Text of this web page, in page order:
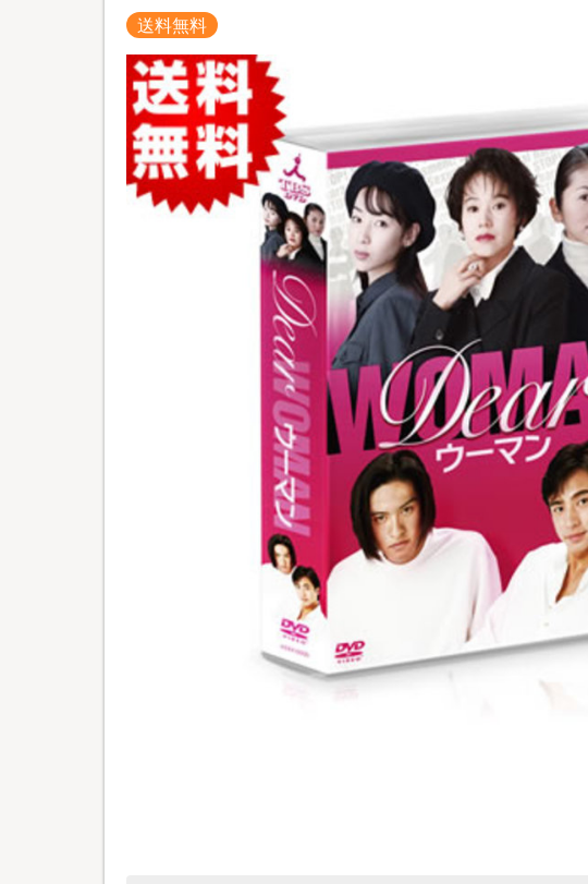
送料無料